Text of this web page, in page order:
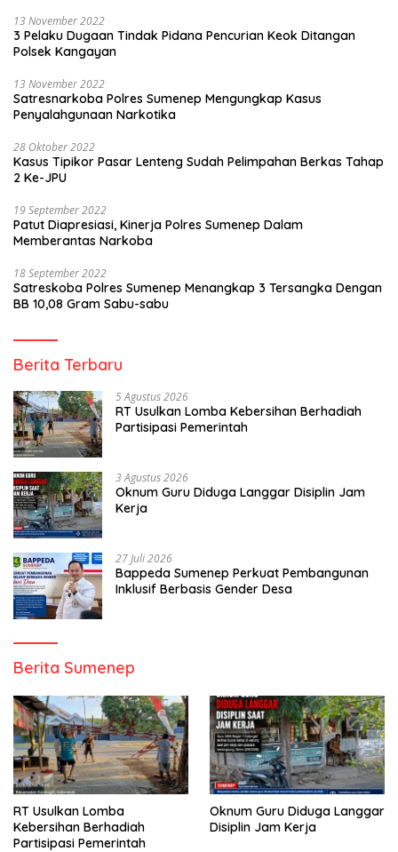
13 November 2022
3 Pelaku Dugaan Tindak Pidana Pencurian Keok Ditangan
Polsek Kangayan
13 November 2022
Satresnarkoba Polres Sumenep Mengungkap Kasus
Penyalahgunaan Narkotika
28 Oktober 2022
Kasus Tipikor Pasar Lenteng Sudah Pelimpahan Berkas Tahap
2 Ke-JPU
19 September 2022
Patut Diapresiasi, Kinerja Polres Sumenep Dalam
Memberantas Narkoba
18 September 2022
Satreskoba Polres Sumenep Menangkap 3 Tersangka Dengan
BB 10,08 Gram Sabu-sabu
Berita Terbaru
5 Agustus 2026
RT Usulkan Lomba Kebersihan Berhadiah
Partisipasi Pemerintah
3 Agustus 2026
Oknum Guru Diduga Langgar Disiplin Jam
Kerja
27 Juli 2026
Bappeda Sumenep Perkuat Pembangunan
Inklusif Berbasis Gender Desa
Berita Sumenep
RT Usulkan Lomba
Kebersihan Berhadiah
Partisipasi Pemerintah
Oknum Guru Diduga Langgar
Disiplin Jam Kerja